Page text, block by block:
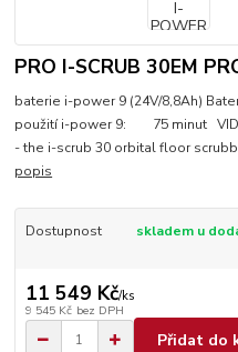
PRO I-SCRUB 30EM
baterie i-power 9 (24V/8,8Ah)
použití i-power 9: 75 minut
- the i-scrub 30 orbital floor
popis
Dostupnost skladem u
11 549 Kč/ks
9 545 Kč bez DPH
Přidat do